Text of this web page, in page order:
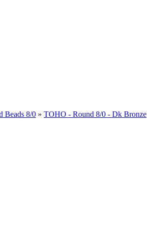
Beads 8/0 » TOHO - Round 8/0 - Dk Bronze